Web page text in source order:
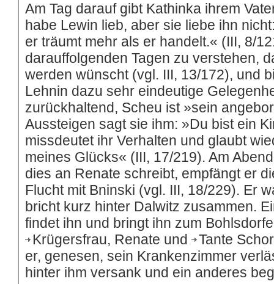
Am Tag darauf gibt Kathinka ihrem
habe Lewin lieb, aber sie liebe ihn
er träumt mehr als er handelt.« (III, 8/
darauffolgenden Tagen zu verstehen,
werden wünscht (vgl. III, 13/172), und
Lehnin dazu sehr eindeutige
zurückhaltend, Scheu ist »sein
Aussteigen sagt sie ihm: »Du bist ein
missdeutet ihr Verhalten und glaubt
meines Glücks« (III, 17/219). Am
dies an Renate schreibt, empfängt er
Flucht mit Bninski (vgl. III, 18/229). Er
bricht kurz hinter Dalwitz zusammen.
findet ihn und bringt ihn zum
Krügersfrau, Renate und
Tante
er, genesen, sein Krankenzimmer
hinter ihm versank und ein anderes